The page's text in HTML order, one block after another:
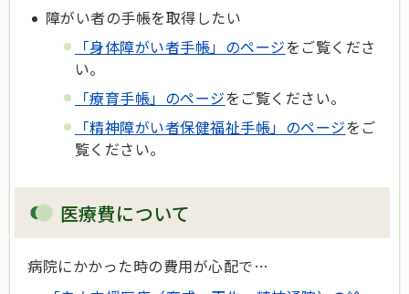
障がい者の手帳を取得したい
「身体障がい者手帳」のページをご覧くださ
い。
「療育手帳」のページをご覧ください。
「精神障がい者保健福祉手帳」のページをご
覧ください。
医療費について
病院にかかった時の費用が心配で…